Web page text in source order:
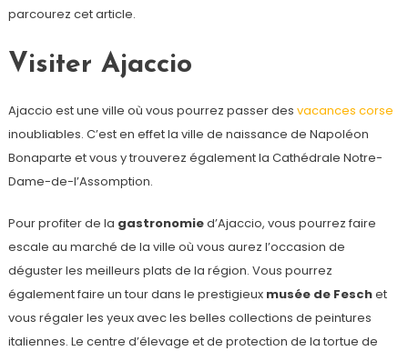
parcourez cet article.
Visiter Ajaccio
Ajaccio est une ville où vous pourrez passer des vacances corse
inoubliables. C’est en effet la ville de naissance de Napoléon
Bonaparte et vous y trouverez également la Cathédrale Notre-
Dame-de-l’Assomption.
Pour profiter de la gastronomied’Ajaccio, vous pourrez faire
escale au marché de la ville où vous aurez l’occasion de
déguster les meilleurs plats de la région. Vous pourrez
également faire un tour dans le prestigieux musée de Feschet
vous régaler les yeux avec les belles collections de peintures
italiennes. Le centre d’élevage et de protection de la tortue de